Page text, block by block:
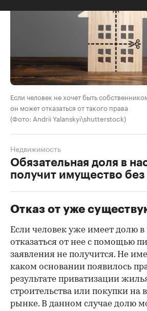
Если человек не хочет быть
он может отказаться от такого права
(Фото: Andrii Yalanskyi\shutterstock)
Обязательная доля в
получит имущество
Недвижимость
Отказ от уже
Если человек уже имеет долю в
отказаться от нее с помощью
заявления не получится. Не
каком основании появилось
результате приватизации
строительства или покупки на
рынке. В данном случае долю